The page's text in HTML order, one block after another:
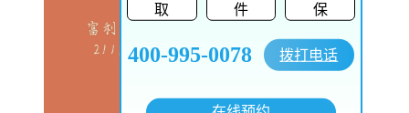
取
件
保
400-995-0078 拨打电话